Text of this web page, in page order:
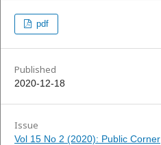
pdf
Published
2020-12-18
Issue
Vol 15 No 2 (2020): Public Corner